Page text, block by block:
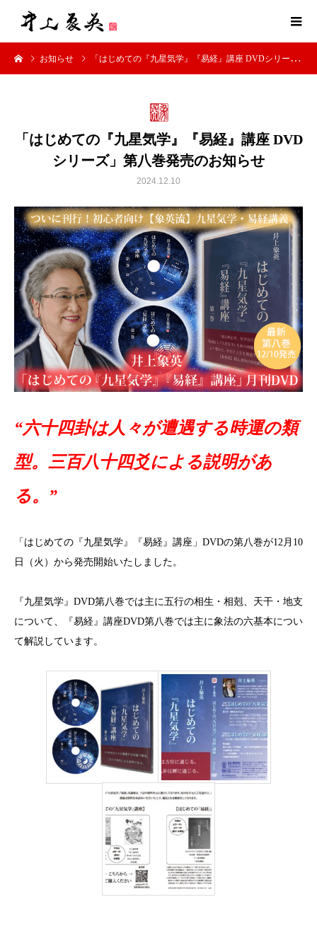
お知らせ 「はじめての『九星気学』『易経』講座 DVDシリーズ」第八巻発売のお知らせ
「はじめての『九星気学』『易経』講座 DVD
シリーズ」第八巻発売のお知らせ
2024.12.10
“六十四卦は人々が遭遇する時運の類
型。三百八十四爻による説明があ
る。”
「はじめての『九星気学』『易経』講座」DVDの第八巻が12月10
日（火）から発売開始いたしました。
『九星気学』DVD第八巻では主に五行の相生・相剋、天干・地支
について、『易経』講座DVD第八巻では主に象法の六基本につい
て解説しています。